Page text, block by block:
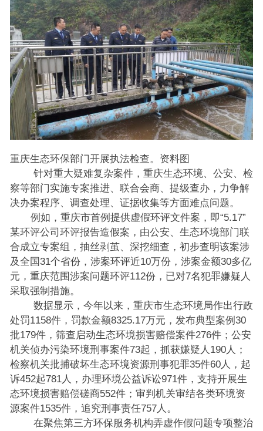
重庆生态环保部门开展执法检查。资料图
针对重大疑难复杂案件，重庆生态环境、公安、检
察等部门实施专案推进、联合会商、提级查办，力争解
决办案程序、调查处理、证据收集等方面难点问题。
例如，重庆市首例提供虚假环评文件案，即“5.17”
某环评公司环评报告造假案，由公安、生态环境部门联
合成立专案组，抽丝剥茧、深挖细查，初步查明该案涉
及全国31个省份，涉案环评近10万份，涉案金额30多亿
元，重庆范围涉案问题环评112份，已对7名犯罪嫌疑人
采取强制措施。
数据显示，今年以来，重庆市生态环境局作出行政
处罚1158件，罚款金额8325.17万元，发布典型案例30
批179件，筛查启动生态环境损害赔偿案件276件；公安
机关侦办污染环境刑事案件73起，抓获嫌疑人190人；
检察机关批捕破坏生态环境资源刑事犯罪35件60人，起
诉452起781人，办理环境公益诉讼971件，支持开展生
态环境损害赔偿磋商552件；审判机关审结各类环境资
源案件1535件，追究刑事责任757人。
在聚焦第三方环保服务机构弄虚作假问题专项整治